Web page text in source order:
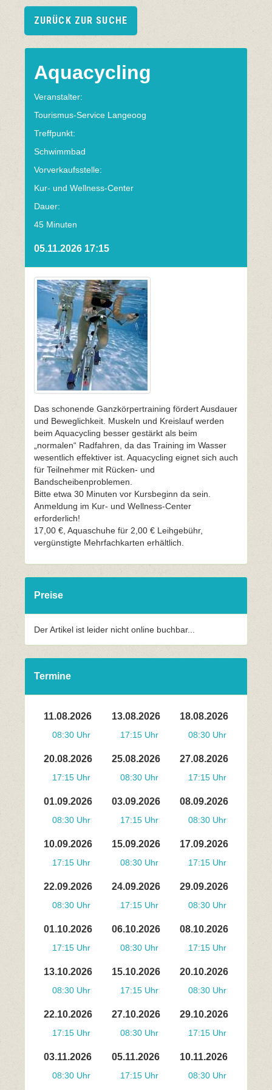
ZURÜCK ZUR SUCHE
Aquacycling
Veranstalter:
Tourismus-Service Langeoog
Treffpunkt:
Schwimmbad
Vorverkaufsstelle:
Kur- und Wellness-Center
Dauer:
45 Minuten
05.11.2026 17:15
Das schonende Ganzkörpertraining fördert Ausdauer
und Beweglichkeit. Muskeln und Kreislauf werden
beim Aquacycling besser gestärkt als beim
„normalen“ Radfahren, da das Training im Wasser
wesentlich effektiver ist. Aquacycling eignet sich auch
für Teilnehmer mit Rücken- und
Bandscheibenproblemen.
Bitte etwa 30 Minuten vor Kursbeginn da sein.
Anmeldung im Kur- und Wellness-Center
erforderlich!
17,00 €, Aquaschuhe für 2,00 € Leihgebühr,
vergünstigte Mehrfachkarten erhältlich.
Preise
Der Artikel ist leider nicht online buchbar...
Termine
11.08.2026
08:30 Uhr
13.08.2026
17:15 Uhr
18.08.2026
08:30 Uhr
20.08.2026
17:15 Uhr
25.08.2026
08:30 Uhr
27.08.2026
17:15 Uhr
01.09.2026
08:30 Uhr
03.09.2026
17:15 Uhr
08.09.2026
08:30 Uhr
10.09.2026
17:15 Uhr
15.09.2026
08:30 Uhr
17.09.2026
17:15 Uhr
22.09.2026
08:30 Uhr
24.09.2026
17:15 Uhr
29.09.2026
08:30 Uhr
01.10.2026
17:15 Uhr
06.10.2026
08:30 Uhr
08.10.2026
17:15 Uhr
13.10.2026
08:30 Uhr
15.10.2026
17:15 Uhr
20.10.2026
08:30 Uhr
22.10.2026
17:15 Uhr
27.10.2026
08:30 Uhr
29.10.2026
17:15 Uhr
03.11.2026
08:30 Uhr
05.11.2026
17:15 Uhr
10.11.2026
08:30 Uhr